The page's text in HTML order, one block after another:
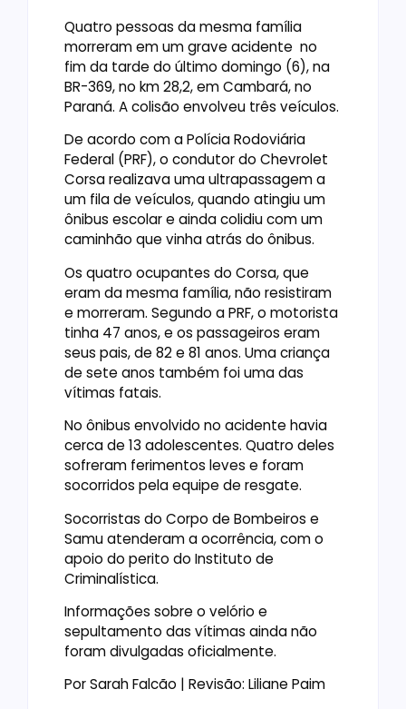
Quatro pessoas da mesma família
morreram em um grave acidente no
fim da tarde do último domingo (6), na
BR-369, no km 28,2, em Cambará, no
Paraná. A colisão envolveu três veículos.
De acordo com a Polícia Rodoviária
Federal (PRF), o condutor do Chevrolet
Corsa realizava uma ultrapassagem a
um fila de veículos, quando atingiu um
ônibus escolar e ainda colidiu com um
caminhão que vinha atrás do ônibus.
Os quatro ocupantes do Corsa, que
eram da mesma família, não resistiram
e morreram. Segundo a PRF, o motorista
tinha 47 anos, e os passageiros eram
seus pais, de 82 e 81 anos. Uma criança
de sete anos também foi uma das
vítimas fatais.
No ônibus envolvido no acidente havia
cerca de 13 adolescentes. Quatro deles
sofreram ferimentos leves e foram
socorridos pela equipe de resgate.
Socorristas do Corpo de Bombeiros e
Samu atenderam a ocorrência, com o
apoio do perito do Instituto de
Criminalística.
Informações sobre o velório e
sepultamento das vítimas ainda não
foram divulgadas oficialmente.
Por Sarah Falcão | Revisão: Liliane Paim